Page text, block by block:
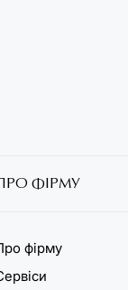
ФІРМУ
фірму